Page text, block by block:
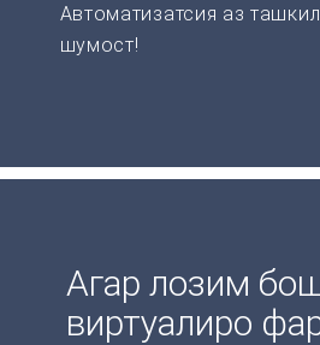
Автоматизатсия аз
шумост!
Агар лозим
виртуалиро